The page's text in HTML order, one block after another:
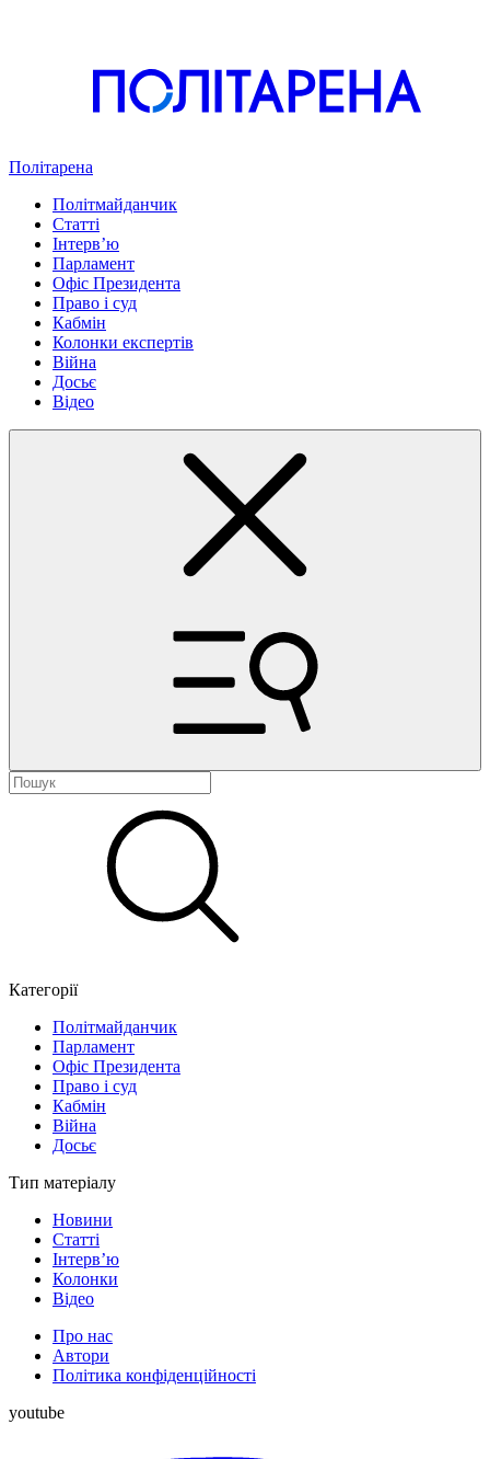
Політарена
Політмайданчик
Статті
Інтервʼю
Парламент
Офіс Президента
Право і суд
Кабмін
Колонки експертів
Війна
Досьє
Відео
Категорії
Політмайданчик
Парламент
Офіс Президента
Право і суд
Кабмін
Війна
Досьє
Тип матеріалу
Новини
Статті
Інтерв’ю
Колонки
Відео
Про нас
Автори
Політика конфіденційності
youtube